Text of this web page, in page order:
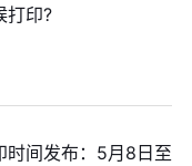
打印?
间发布：5月8日至